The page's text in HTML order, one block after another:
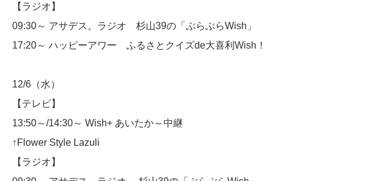
【ラジオ】
09:30～ アサデス。ラジオ 杉山39の「ぶらぶらWish」
17:20～ ハッピーアワー ふるさとクイズde大喜利Wish！
12/6（水）
【テレビ】
13:50～/14:30～ Wish+ あいたか～中継
↑Flower Style Lazuli
【ラジオ】